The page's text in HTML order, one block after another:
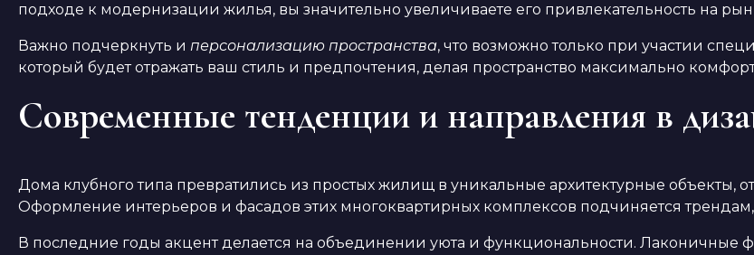
подходе к модернизации жилья, вы значительно увеличиваете его привлекательность на
Важно подчеркнуть и персонализацию пространства, что возможно только при участии
который будет отражать ваш стиль и предпочтения, делая пространство максимально
Современные тенденции и направления в
Дома клубного типа превратились из простых жилищ в уникальные архитектурные
Оформление интерьеров и фасадов этих многоквартирных комплексов подчиняется
В последние годы акцент делается на объединении уюта и функциональности. Лаконичные